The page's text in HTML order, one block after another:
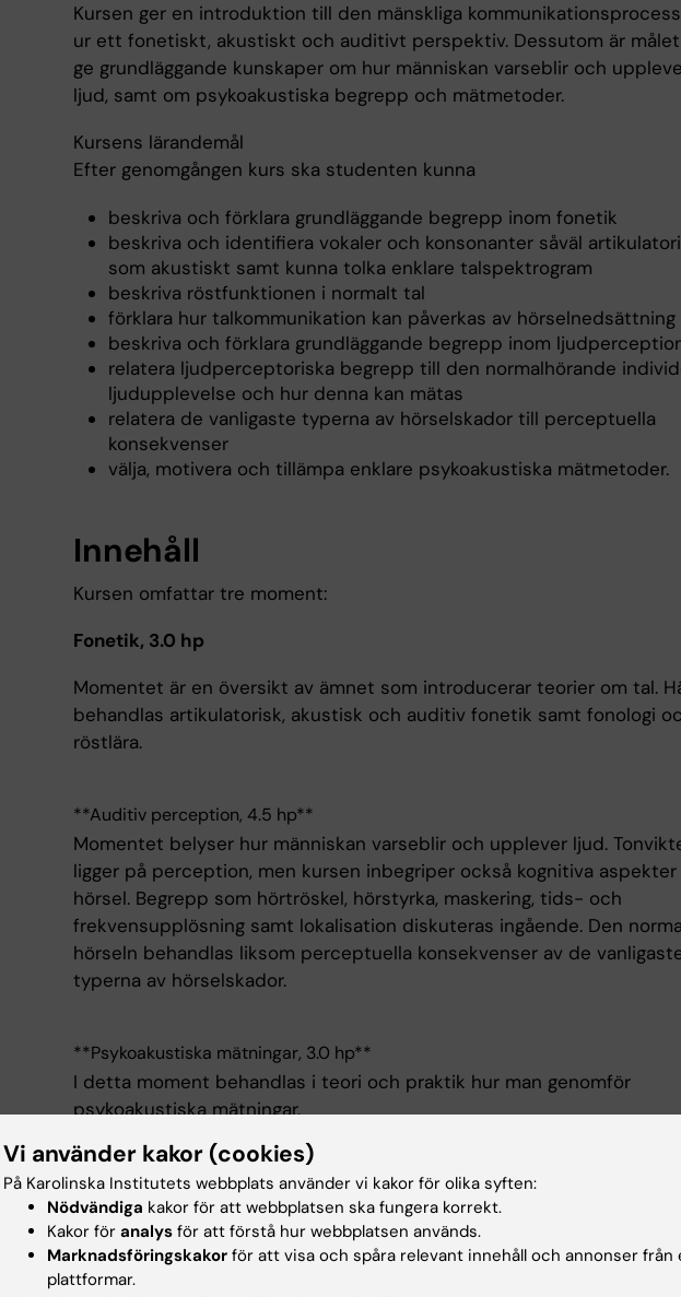
Kursen ger en introduktion till den mänskliga
ur ett fonetiskt, akustiskt och auditivt perspektiv. Dessutom är
ge grundläggande kunskaper om hur människan varseblir och
ljud, samt om psykoakustiska begrepp och mätmetoder.
Kursens lärandemål
Efter genomgången kurs ska studenten kunna
beskriva och förklara grundläggande begrepp inom fonetik
beskriva och identifiera vokaler och konsonanter såväl
som akustiskt samt kunna tolka enklare talspektrogram
beskriva röstfunktionen i normalt tal
förklara hur talkommunikation kan påverkas av hörselnedsättning
beskriva och förklara grundläggande begrepp inom
relatera ljudperceptoriska begrepp till den normalhörande
ljudupplevelse och hur denna kan mätas
relatera de vanligaste typerna av hörselskador till perceptuella
konsekvenser
välja, motivera och tillämpa enklare psykoakustiska mätmetoder.
Innehåll
Kursen omfattar tre moment:
Fonetik, 3.0 hp
Momentet är en översikt av ämnet som introducerar teorier om tal.
behandlas artikulatorisk, akustisk och auditiv fonetik samt fonologi
röstlära.
**Auditiv perception, 4.5 hp**
Momentet belyser hur människan varseblir och upplever ljud.
ligger på perception, men kursen inbegriper också kognitiva aspekter
hörsel. Begrepp som hörtröskel, hörstyrka, maskering, tids- och
frekvensupplösning samt lokalisation diskuteras ingående. Den
hörseln behandlas liksom perceptuella konsekvenser av de
typerna av hörselskador.
**Psykoakustiska mätningar, 3.0 hp**
I detta moment behandlas i teori och praktik hur man genomför
psykoakustiska mätningar.
Arbetsformer
Arbetsformer som förekommer är
föreläsningar
Vi använder kakor (cookies)
På Karolinska Institutets webbplats använder vi kakor för olika syften:
Nödvändiga kakor för att webbplatsen ska fungera korrekt.
Kakor för analys för att förstå hur webbplatsen används.
Marknadsföringskakor för att visa och spåra relevant innehåll och annonser från
plattformar.